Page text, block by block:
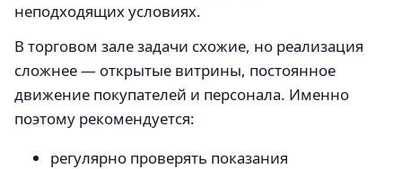
неподходящих условиях.
В торговом зале задачи схожие, но реализация
сложнее — открытые витрины, постоянное
движение покупателей и персонала. Именно
поэтому рекомендуется:
регулярно проверять показания